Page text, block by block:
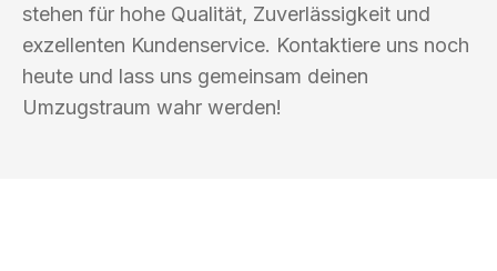
stehen für hohe Qualität, Zuverlässigkeit und
exzellenten Kundenservice. Kontaktiere uns noch
heute und lass uns gemeinsam deinen
Umzugstraum wahr werden!